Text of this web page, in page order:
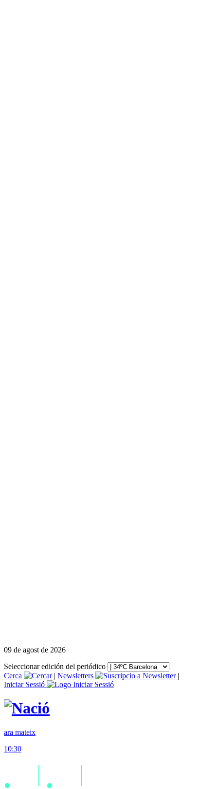
09 de agost de 2026
Seleccionar edición del periódico
Cerca
| Newsletters
|
Iniciar Sessió
ara mateix
10:30